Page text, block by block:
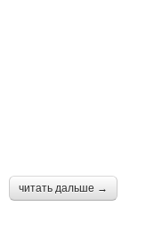
читать дальше →